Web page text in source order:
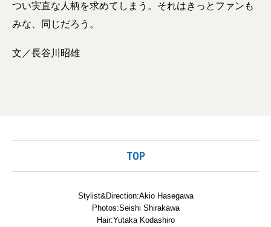
つい実直な人柄を求めてしまう。それはきっとファンも
みな、同じだろう。
文／長谷川昭雄
TOP
Stylist&Direction:Akio Hasegawa
Photos:Seishi Shirakawa
Hair:Yutaka Kodashiro